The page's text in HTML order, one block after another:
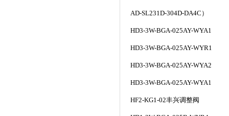
AD-SL231D-304D-DA4C ）
HD3-3W-BGA-025AY-WYA1
HD3-3W-BGA-025AY-WYR1
HD3-3W-BGA-025AY-WYA2
HD3-3W-BGA-025AY-WYA1
HF2-KG1-02丰兴调整阀